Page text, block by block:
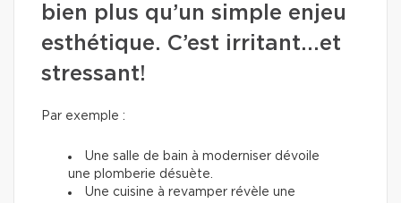
bien plus qu’un simple enjeu
esthétique. C’est irritant...et
stressant!
Par exemple :
Une salle de bain à moderniser dévoile
une plomberie désuète.
Une cuisine à revamper révèle une